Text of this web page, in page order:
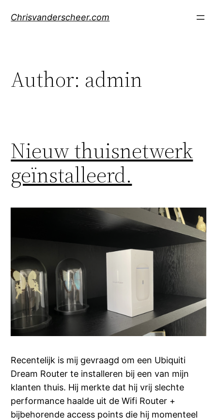
Chrisvanderscheer.com
Author: admin
Nieuw thuisnetwerk
geïnstalleerd.
Recentelijk is mij gevraagd om een Ubiquiti
Dream Router te installeren bij een van mijn
klanten thuis. Hij merkte dat hij vrij slechte
performance haalde uit de Wifi Router +
bijbehorende access points die hij momenteel